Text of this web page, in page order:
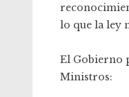
lo que la ley
El Gobierno
Ministros: